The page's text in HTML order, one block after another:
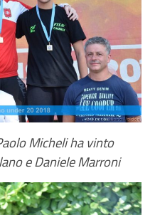
Micheli ha vinto
e Daniele Marroni